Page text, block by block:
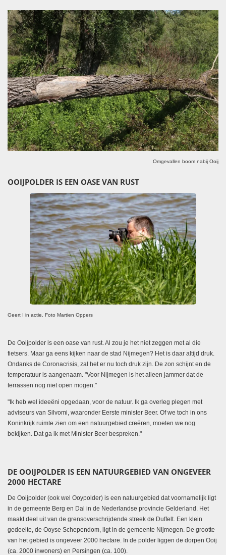
Omgevallen boom nabij Ooij
OOIJPOLDER IS EEN OASE VAN RUST
Geert I in actie. Foto Martien Oppers
De Ooijpolder is een oase van rust. Al zou je het niet zeggen met al die
fietsers. Maar ga eens kijken naar de stad Nijmegen? Het is daar altijd druk.
Ondanks de Coronacrisis, zal het er nu toch druk zijn. De zon schijnt en de
temperatuur is aangenaam. "Voor Nijmegen is het alleen jammer dat de
terrassen nog niet open mogen."
"Ik heb wel ideeëni opgedaan, voor de natuur. Ik ga overleg plegen met
adviseurs van Silvomi, waaronder Eerste minister Beer. Of we toch in ons
Koninkrijk ruimte zien om een natuurgebied creëren, moeten we nog
bekijken. Dat ga ik met Minister Beer bespreken."
DE OOIJPOLDER IS EEN NATUURGEBIED VAN ONGEVEER
2000 HECTARE
De Ooijpolder (ook wel Ooypolder) is een natuurgebied dat voornamelijk ligt
in de gemeente Berg en Dal in de Nederlandse provincie Gelderland. Het
maakt deel uit van de grensoverschrijdende streek de Duffelt. Een klein
gedeelte, de Ooyse Schependom, ligt in de gemeente Nijmegen. De grootte
van het gebied is ongeveer 2000 hectare. In de polder liggen de dorpen Ooij
(ca. 2000 inwoners) en Persingen (ca. 100).